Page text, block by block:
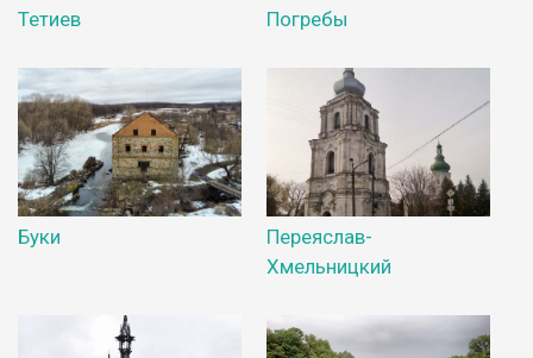
Тетиев Погребы
Буки
Переяслав-
Хмельницкий